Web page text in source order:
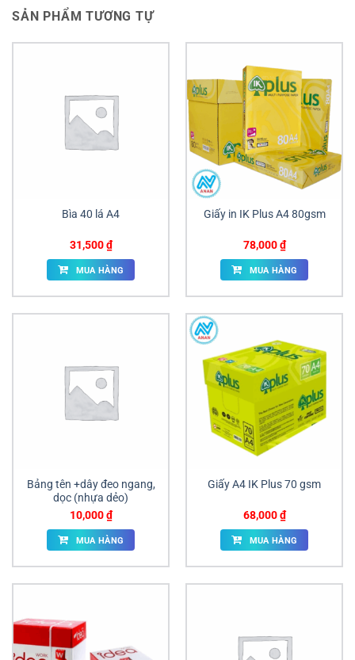
SẢN PHẨM TƯƠNG TỰ
Bìa 40 lá A4
31,500₫
MUA HÀNG
Giấy in IK Plus A4 80gsm
78,000₫
MUA HÀNG
Bảng tên +dây đeo ngang,
dọc (nhựa dẻo)
10,000₫
MUA HÀNG
Giấy A4 IK Plus 70 gsm
68,000₫
MUA HÀNG